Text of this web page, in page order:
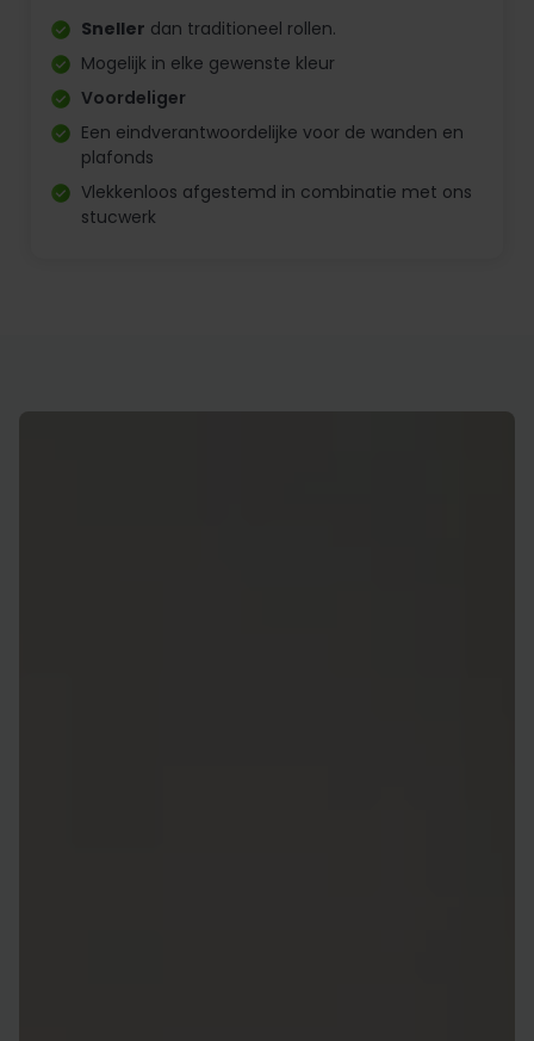
Sneller dan traditioneel rollen.
Mogelijk in elke gewenste kleur
Voordeliger
Een eindverantwoordelijke voor de wanden en
plafonds
Vlekkenloos afgestemd in combinatie met ons
stucwerk